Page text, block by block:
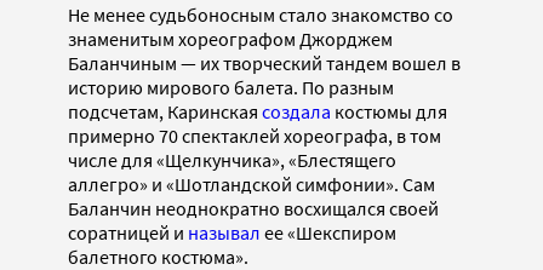
Не менее судьбоносным стало знакомство со
знаменитым хореографом Джорджем
Баланчиным — их творческий тандем вошел в
историю мирового балета. По разным
подсчетам, Каринская создала костюмы для
примерно 70 спектаклей хореографа, в том
числе для «Щелкунчика», «Блестящего
аллегро» и «Шотландской симфонии». Сам
Баланчин неоднократно восхищался своей
соратницей и называл ее «Шекспиром
балетного костюма».